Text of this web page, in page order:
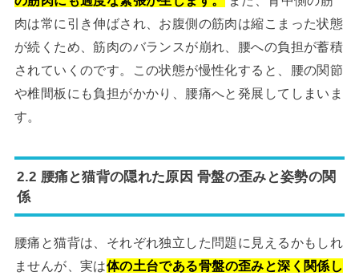
肉は常に引き伸ばされ、お腹側の筋肉は縮こまった状態
が続くため、筋肉のバランスが崩れ、腰への負担が蓄積
されていくのです。この状態が慢性化すると、腰の関節
や椎間板にも負担がかかり、腰痛へと発展してしまいま
す。
2.2 腰痛と猫背の隠れた原因 骨盤の歪みと姿勢の関
係
腰痛と猫背は、それぞれ独立した問題に見えるかもしれ
ませんが、実は体の土台である骨盤の歪みと深く関係し